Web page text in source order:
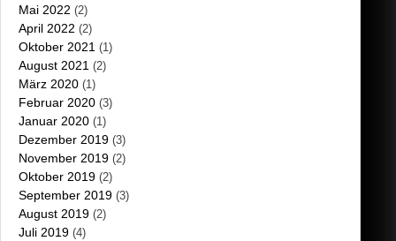
Mai 2022 (2)
April 2022 (2)
Oktober 2021 (1)
August 2021 (2)
März 2020 (1)
Februar 2020 (3)
Januar 2020 (1)
Dezember 2019 (3)
November 2019 (2)
Oktober 2019 (2)
September 2019 (3)
August 2019 (2)
Juli 2019 (4)